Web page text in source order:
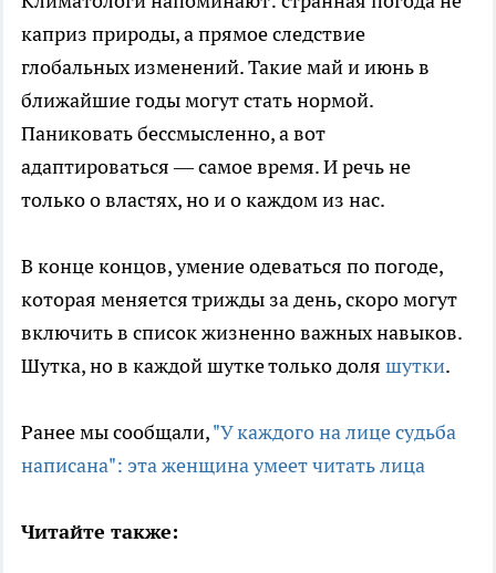
каприз природы, а прямое следствие
глобальных изменений. Такие май и июнь в
ближайшие годы могут стать нормой.
Паниковать бессмысленно, а вот
адаптироваться — самое время. И речь не
только о властях, но и о каждом из нас.
В конце концов, умение одеваться по погоде,
которая меняется трижды за день, скоро могут
включить в список жизненно важных навыков.
Шутка, но в каждой шутке только доля шутки.
Ранее мы сообщали,"У каждого на лице судьба
написана": эта женщина умеет читать лица
Читайте также: